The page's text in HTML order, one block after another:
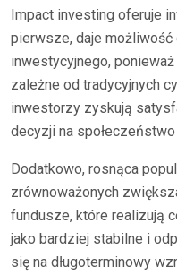
Impact investing oferuje
pierwsze, daje
inwestycyjnego,
zależne od tradycyjnych
inwestorzy zyskują
decyzji na
Dodatkowo, rosnąca
zrównoważonych
fundusze, które realizują
jako bardziej stabilne i
się na długoterminowy